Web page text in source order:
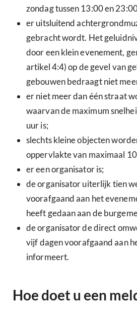
zondag tussen 13:00 en
er uitsluitend
gebracht wordt. Het
door een klein evenement,
artikel 4:4) op de gevel van
gebouwen bedraagt niet
er niet meer dan één straat
waarvan de maximum
uur is;
slechts kleine objecten
oppervlakte van maximaal
er een organisator is;
de organisator uiterlijk tien
voorafgaand aan het
heeft gedaan aan de
de organisator de direct
vijf dagen voorafgaand aan
informeert.
Hoe doet u een